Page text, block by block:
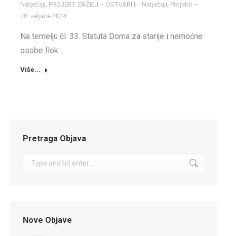
Natječaji, PROJEKT ZAŽELI – OSTVARI II - Natječaji, Projekti
28. veljače 2024.
Na temelju čl. 33. Statuta Doma za starije i nemoćne
osobe Ilok…
Više...
Pretraga Objava
Search:
Nove Objave